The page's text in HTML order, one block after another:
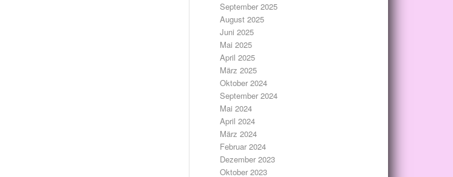
September 2025
August 2025
Juni 2025
Mai 2025
April 2025
März 2025
Oktober 2024
September 2024
Mai 2024
April 2024
März 2024
Februar 2024
Dezember 2023
Oktober 2023